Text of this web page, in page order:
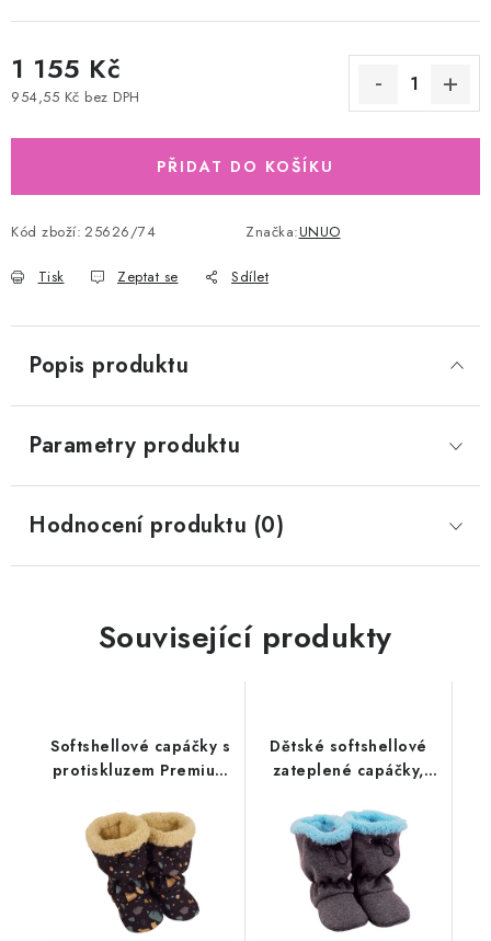
1 155 Kč
954,55 Kč bez DPH
PŘIDAT DO KOŠÍKU
Kód zboží: 25626/74 Značka:UNUO
Tisk Zeptat se Sdílet
Popis produktu
Parametry produktu
Hodnocení produktu (0)
Související produkty
Softshellové capáčky s
protiskluzem Premium
Dětské softshellové
zateplené capáčky,